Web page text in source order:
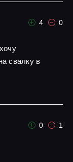
4 0
свалку в
0 1